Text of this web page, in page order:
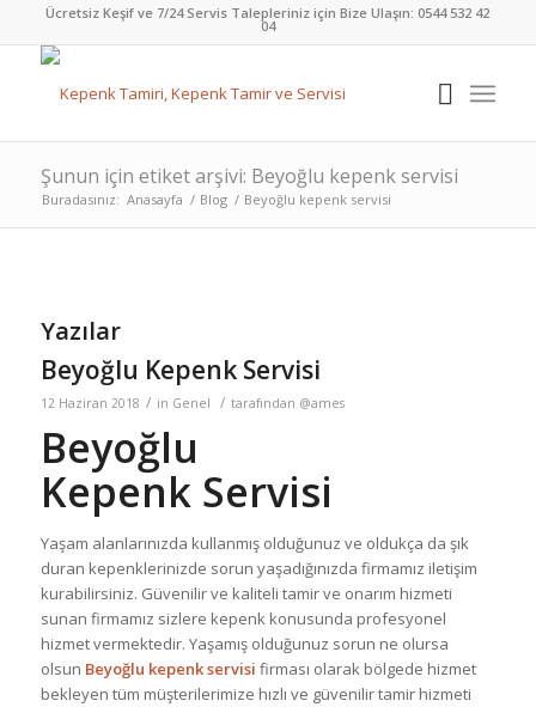
Ücretsiz Keşif ve 7/24 Servis Talepleriniz için Bize Ulaşın:0544 532 42
04
Şunun için etiket arşivi: Beyoğlu kepenk servisi
Buradasınız: Anasayfa / Blog / Beyoğlu kepenk servisi
Yazılar
Beyoğlu Kepenk Servisi
12 Haziran 2018 / in Genel / tarafından @ames
Beyoğlu
Kepenk Servisi
Yaşam alanlarınızda kullanmış olduğunuz ve oldukça da şık
duran kepenklerinizde sorun yaşadığınızda firmamız iletişim
kurabilirsiniz. Güvenilir ve kaliteli tamir ve onarım hizmeti
sunan firmamız sizlere kepenk konusunda profesyonel
hizmet vermektedir. Yaşamış olduğunuz sorun ne olursa
olsun Beyoğlu kepenk servisi firması olarak bölgede hizmet
bekleyen tüm müşterilerimize hızlı ve güvenilir tamir hizmeti